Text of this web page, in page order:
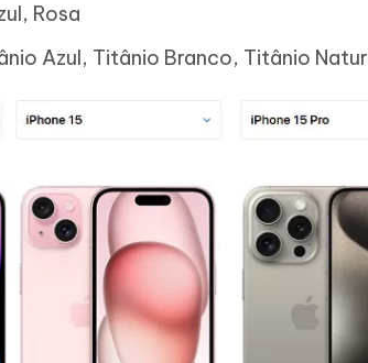
Rosa
Azul, Titânio Branco, Titânio